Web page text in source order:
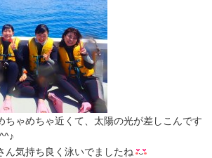
ちゃめちゃ近くて、太陽の光が差しこんです
ん気持ち良く泳いでましたね